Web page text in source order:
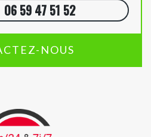
06 59 47 51 52
NOUS